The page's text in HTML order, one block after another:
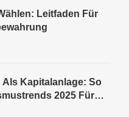
Leitfaden Für
Kapitalanlage: So
2025 Für